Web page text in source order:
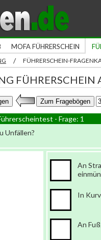
MOFA FÜHRERSCHEIN
/ FÜHRERSCHEIN-
FÜHRERSCHEIN
- Frage: 1
Unfällen?
An
In
An